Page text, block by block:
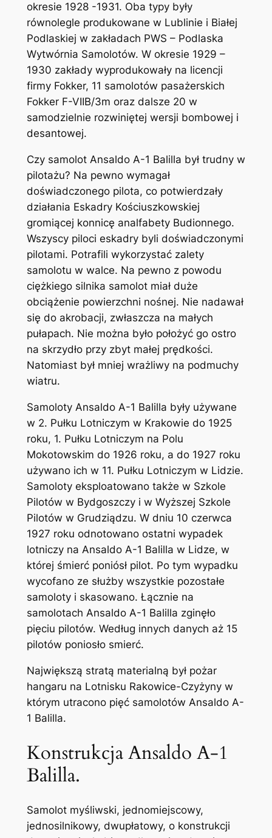
okresie 1928 -1931. Oba typy były
równolegle produkowane w Lublinie i Białej
Podlaskiej w zakładach PWS – Podlaska
Wytwórnia Samolotów. W okresie 1929 –
1930 zakłady wyprodukowały na licencji
firmy Fokker, 11 samolotów pasażerskich
Fokker F-VIIB/3m oraz dalsze 20 w
samodzielnie rozwiniętej wersji bombowej i
desantowej.
Czy samolot Ansaldo A-1 Balilla był trudny w
pilotażu? Na pewno wymagał
doświadczonego pilota, co potwierdzały
działania Eskadry Kościuszkowskiej
gromiącej konnicę analfabety Budionnego.
Wszyscy piloci eskadry byli doświadczonymi
pilotami. Potrafili wykorzystać zalety
samolotu w walce. Na pewno z powodu
ciężkiego silnika samolot miał duże
obciążenie powierzchni nośnej. Nie nadawał
się do akrobacji, zwłaszcza na małych
pułapach. Nie można było położyć go ostro
na skrzydło przy zbyt małej prędkości.
Natomiast był mniej wrażliwy na podmuchy
wiatru.
Samoloty Ansaldo A-1 Balilla były używane
w 2. Pułku Lotniczym w Krakowie do 1925
roku, 1. Pułku Lotniczym na Polu
Mokotowskim do 1926 roku, a do 1927 roku
używano ich w 11. Pułku Lotniczym w Lidzie.
Samoloty eksploatowano także w Szkole
Pilotów w Bydgoszczy i w Wyższej Szkole
Pilotów w Grudziądzu. W dniu 10 czerwca
1927 roku odnotowano ostatni wypadek
lotniczy na Ansaldo A-1 Balilla w Lidze, w
której śmierć poniósł pilot. Po tym wypadku
wycofano ze służby wszystkie pozostałe
samoloty i skasowano. Łącznie na
samolotach Ansaldo A-1 Balilla zginęło
pięciu pilotów. Według innych danych aż 15
pilotów poniosło smierć.
Największą stratą materialną był pożar
hangaru na Lotnisku Rakowice-Czyżyny w
którym utracono pięć samolotów Ansaldo A-
1 Balilla.
Konstrukcja Ansaldo A-1
Balilla.
Samolot myśliwski, jednomiejscowy,
jednosilnikowy, dwupłatowy, o konstrukcji